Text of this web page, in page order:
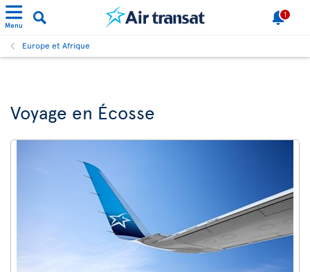
Menu
1
Europe et Afrique
Voyage en Écosse